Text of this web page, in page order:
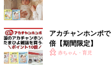
アカチャンホンポ
倍【期間限定】
赤ちゃん・育児